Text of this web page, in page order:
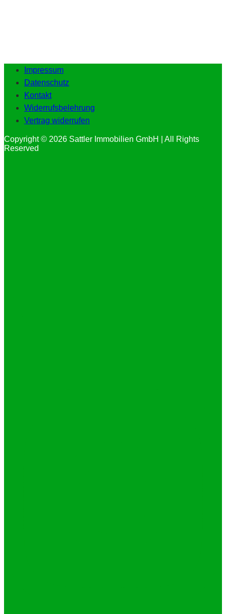
Impressum
Datenschutz
Kontakt
Widerrufsbelehrung
Vertrag widerrufen
Copyright © 2026 Sattler Immobilien GmbH | All Rights
Reserved